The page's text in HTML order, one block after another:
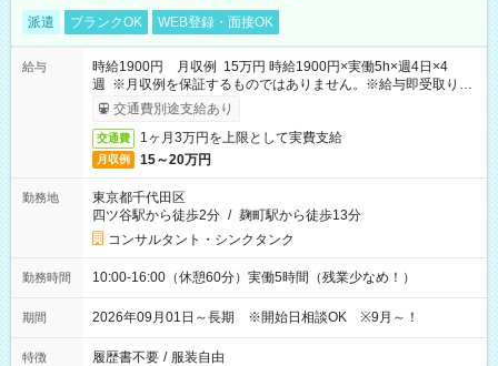
派遣 ブランクOK WEB登録・面接OK
給与
時給1900円 月収例 15万円 時給1900円×実働5h×週4日×4
週 ※月収例を保証するものではありません。※給与即受取りサ
ービス利用可（利用条件有）
交通費別途支給あり
交通費 1ヶ月3万円を上限として実費支給
月収例 15～20万円
勤務地
東京都千代田区
四ツ谷駅から徒歩2分 / 麹町駅から徒歩13分
コンサルタント・シンクタンク
勤務時間 10:00-16:00（休憩60分）実働5時間（残業少なめ！）
期間 2026年09月01日～長期 ※開始日相談OK ※9月～！
特徴 履歴書不要 / 服装自由